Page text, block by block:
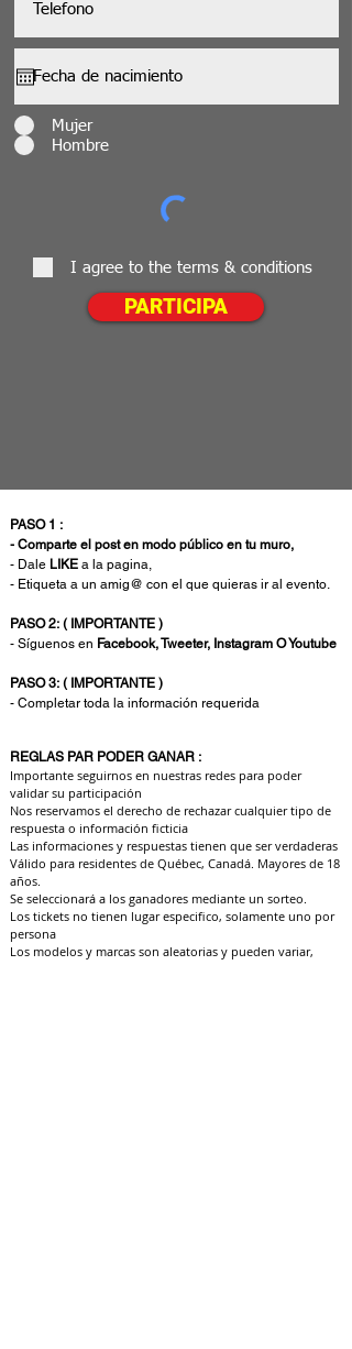
Mujer
Hombre
I agree to the terms & conditions
PARTICIPA
PASO 1 :
- Comparte el post en modo público en tu muro,
- Dale LIKE a la pagina,
- Etiqueta a un amig@ con el que quieras ir al evento.
PASO 2: ( IMPORTANTE )
- Síguenos en Facebook, Tweeter, Instagram O Youtube
PASO 3: ( IMPORTANTE )
- Completar toda la información requerida
REGLAS PAR PODER GANAR :
Importante seguirnos en nuestras redes para poder
validar su participación
Nos reservamos el derecho de rechazar cualquier tipo de
respuesta o información ficticia
Las informaciones y respuestas tienen que ser verdaderas
Válido para residentes de Québec, Canadá. Mayores de 18
años.
Se seleccionará a los ganadores mediante un sorteo.
Los tickets no tienen lugar especifico, solamente uno por
persona
Los modelos y marcas son aleatorias y pueden variar,